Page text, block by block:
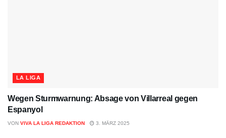
LA LIGA
Wegen Sturmwarnung: Absage von Villarreal gegen
Espanyol
VON VIVA LA LIGA REDAKTION 3. MÄRZ 2025